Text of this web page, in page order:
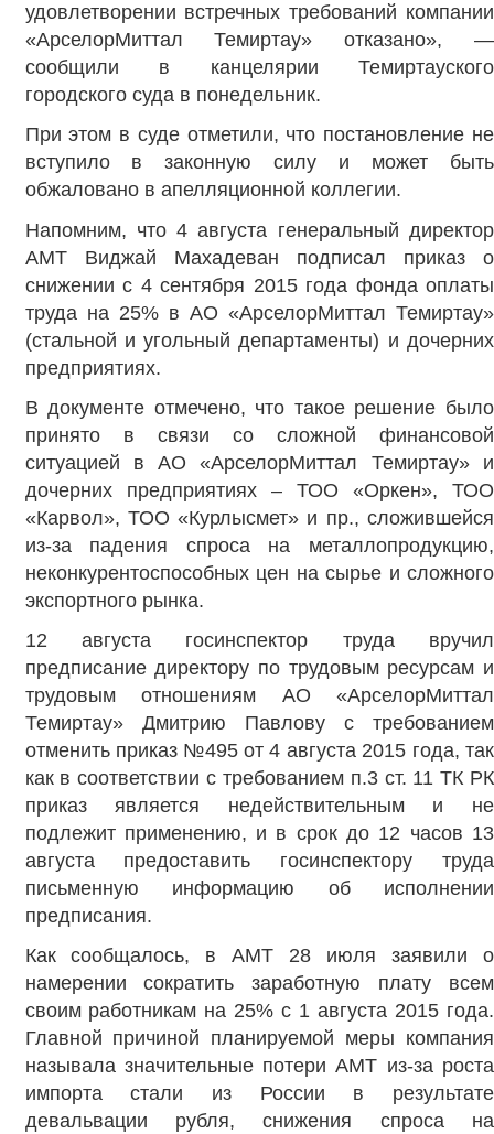
удовлетворении встречных требований компании
«АрселорМиттал Темиртау» отказано», —
сообщили в канцелярии Темиртауского
городского суда в понедельник.
При этом в суде отметили, что постановление не
вступило в законную силу и может быть
обжаловано в апелляционной коллегии.
Напомним, что 4 августа генеральный директор
АМТ Виджай Махадеван подписал приказ о
снижении с 4 сентября 2015 года фонда оплаты
труда на 25% в АО «АрселорМиттал Темиртау»
(стальной и угольный департаменты) и дочерних
предприятиях.
В документе отмечено, что такое решение было
принято в связи со сложной финансовой
ситуацией в АО «АрселорМиттал Темиртау» и
дочерних предприятиях – ТОО «Оркен», ТОО
«Карвол», ТОО «Курлысмет» и пр., сложившейся
из-за падения спроса на металлопродукцию,
неконкурентоспособных цен на сырье и сложного
экспортного рынка.
12 августа госинспектор труда вручил
предписание директору по трудовым ресурсам и
трудовым отношениям АО «АрселорМиттал
Темиртау» Дмитрию Павлову с требованием
отменить приказ №495 от 4 августа 2015 года, так
как в соответствии с требованием п.3 ст. 11 ТК РК
приказ является недействительным и не
подлежит применению, и в срок до 12 часов 13
августа предоставить госинспектору труда
письменную информацию об исполнении
предписания.
Как сообщалось, в АМТ 28 июля заявили о
намерении сократить заработную плату всем
своим работникам на 25% с 1 августа 2015 года.
Главной причиной планируемой меры компания
называла значительные потери АМТ из-за роста
импорта стали из России в результате
девальвации рубля, снижения спроса на